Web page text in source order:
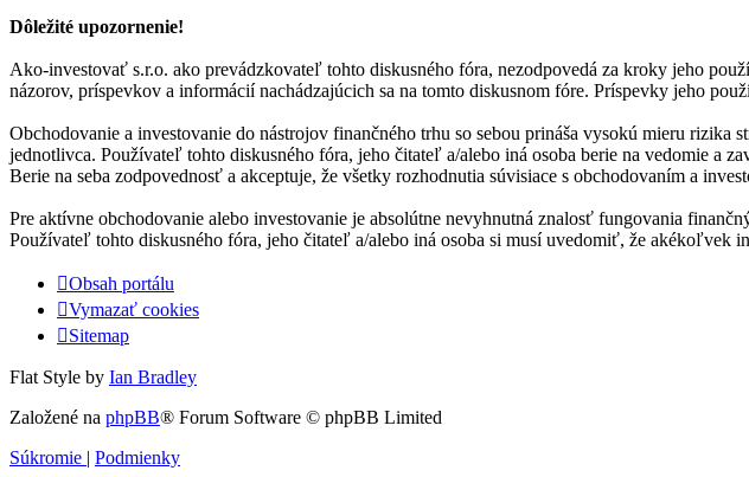
Dôležité upozornenie!
Ako-investovať s.r.o. ako prevádzkovateľ tohto diskusného fóra, nezodpovedá za kroky jeho
názorov, príspevkov a informácií nachádzajúcich sa na tomto diskusnom fóre. Príspevky jeho
Obchodovanie a investovanie do nástrojov finančného trhu so sebou prináša vysokú mieru
jednotlivca. Používateľ tohto diskusného fóra, jeho čitateľ a/alebo iná osoba berie na vedomie a
Berie na seba zodpovednosť a akceptuje, že všetky rozhodnutia súvisiace s obchodovaním a
Pre aktívne obchodovanie alebo investovanie je absolútne nevyhnutná znalosť fungovania
Používateľ tohto diskusného fóra, jeho čitateľ a/alebo iná osoba si musí uvedomiť, že
Obsah portálu
Vymazať cookies
Sitemap
Flat Style by Ian Bradley
Založené na phpBB® Forum Software © phpBB Limited
Súkromie | Podmienky